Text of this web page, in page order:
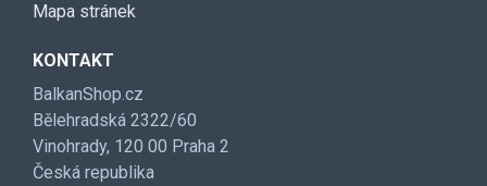
Mapa stránek
KONTAKT
BalkanShop.cz
Bělehradská 2322/60
Vinohrady, 120 00 Praha 2
Česká republika